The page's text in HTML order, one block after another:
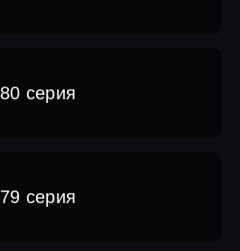
80 серия
79 серия